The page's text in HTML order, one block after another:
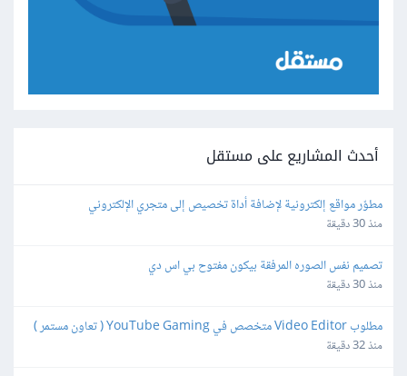
أحدث المشاريع على مستقل
مطوّر مواقع إلكترونية لإضافة أداة تخصيص إلى متجري الإلكتروني
منذ 30 دقيقة
تصميم نفس الصوره المرفقة بيكون مفتوح بي اس دي
منذ 30 دقيقة
مطلوب Video Editor متخصص في YouTube Gaming ( تعاون مستمر )
منذ 32 دقيقة